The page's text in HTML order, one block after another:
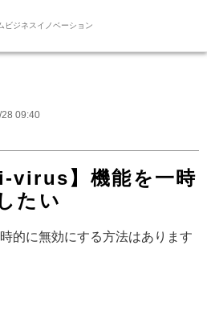
ビジネスイノベーション
09:40
virus】機能を一時
たい
的に無効にする方法はあります